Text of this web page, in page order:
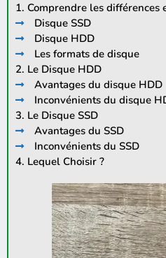
1. Comprendre les différences
Disque SSD
Disque HDD
Les formats de disque
2. Le Disque HDD
Avantages du disque HDD
Inconvénients du disque
3. Le Disque SSD
Avantages du SSD
Inconvénients du SSD
4. Lequel Choisir ?